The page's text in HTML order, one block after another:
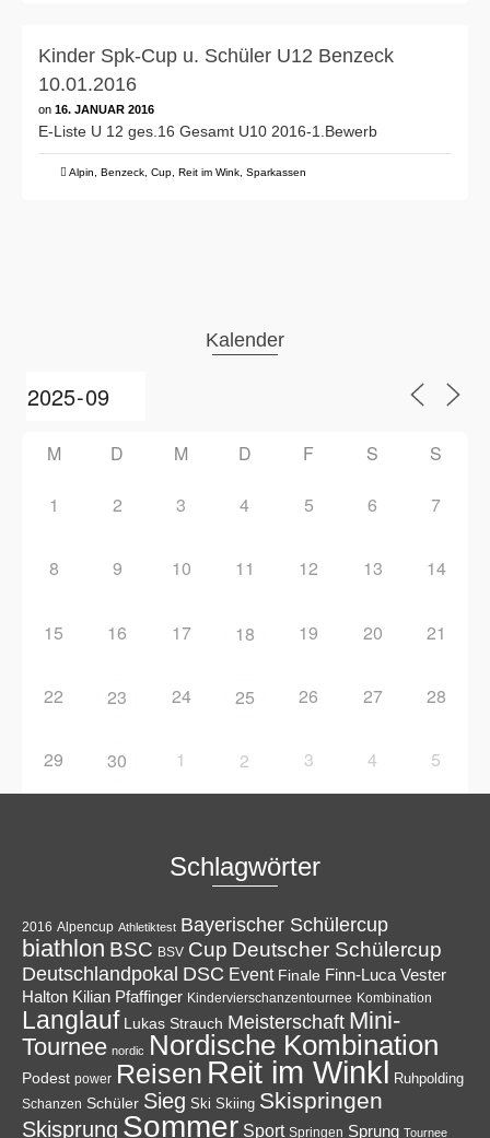
Kinder Spk-Cup u. Schüler U12 Benzeck
10.01.2016
on 16. JANUAR 2016
E-Liste U 12 ges.16 Gesamt U10 2016-1.Bewerb
Alpin Benzeck Cup Reit im Wink Sparkassen
Kalender
M D M D F S S
1 2 3 4 5 6 7
8 9 10 11 12 13 14
15 16 17 18 19 20 21
22 23 24 25 26 27 28
29 30 1 2 3 4 5
Schlagwörter
2016 Alpencup Athletiktest Bayerischer Schülercup
biathlon BSC BSV Cup Deutscher Schülercup
Deutschlandpokal DSC Event Finale Finn-Luca Vester
Halton Kilian Pfaffinger Kindervierschanzentournee Kombination
Langlauf Lukas Strauch Meisterschaft Mini-
Tournee nordic Nordische Kombination
Podest power Reisen Reit im Winkl Ruhpolding
Schanzen Schüler Sieg Ski Skiing Skispringen
Skisprung Sommer Sport Springen Sprung Tournee